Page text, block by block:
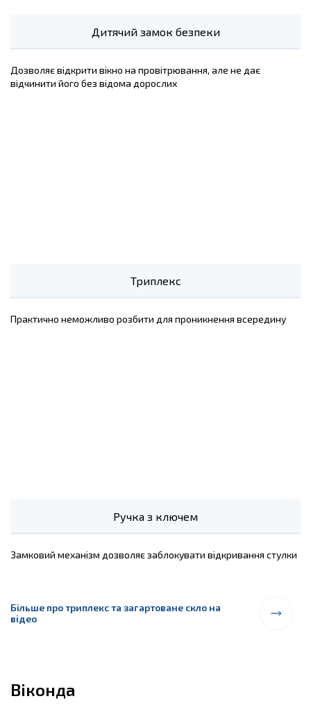
Дитячий замок безпеки
Дозволяє відкрити вікно на провітрювання, але не дає
відчинити його без відома дорослих
Триплекс
Практично неможливо розбити для проникнення всередину
Ручка з ключем
Замковий механізм дозволяє заблокувати відкривання стулки
Більше про триплекс та загартоване скло на
відео
Віконда